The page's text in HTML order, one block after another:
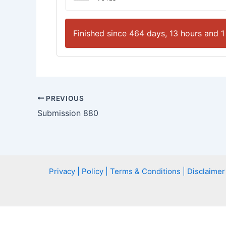
Finished since 464 days, 13 hours and
PREVIOUS
Submission 880
Privacy | Policy | Terms & Conditions | Disclaimer